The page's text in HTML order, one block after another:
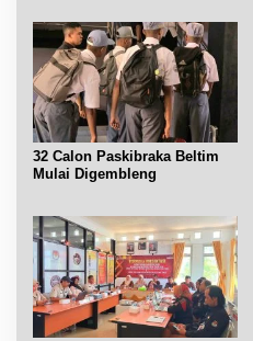
32 Calon Paskibraka Beltim
Mulai Digembleng